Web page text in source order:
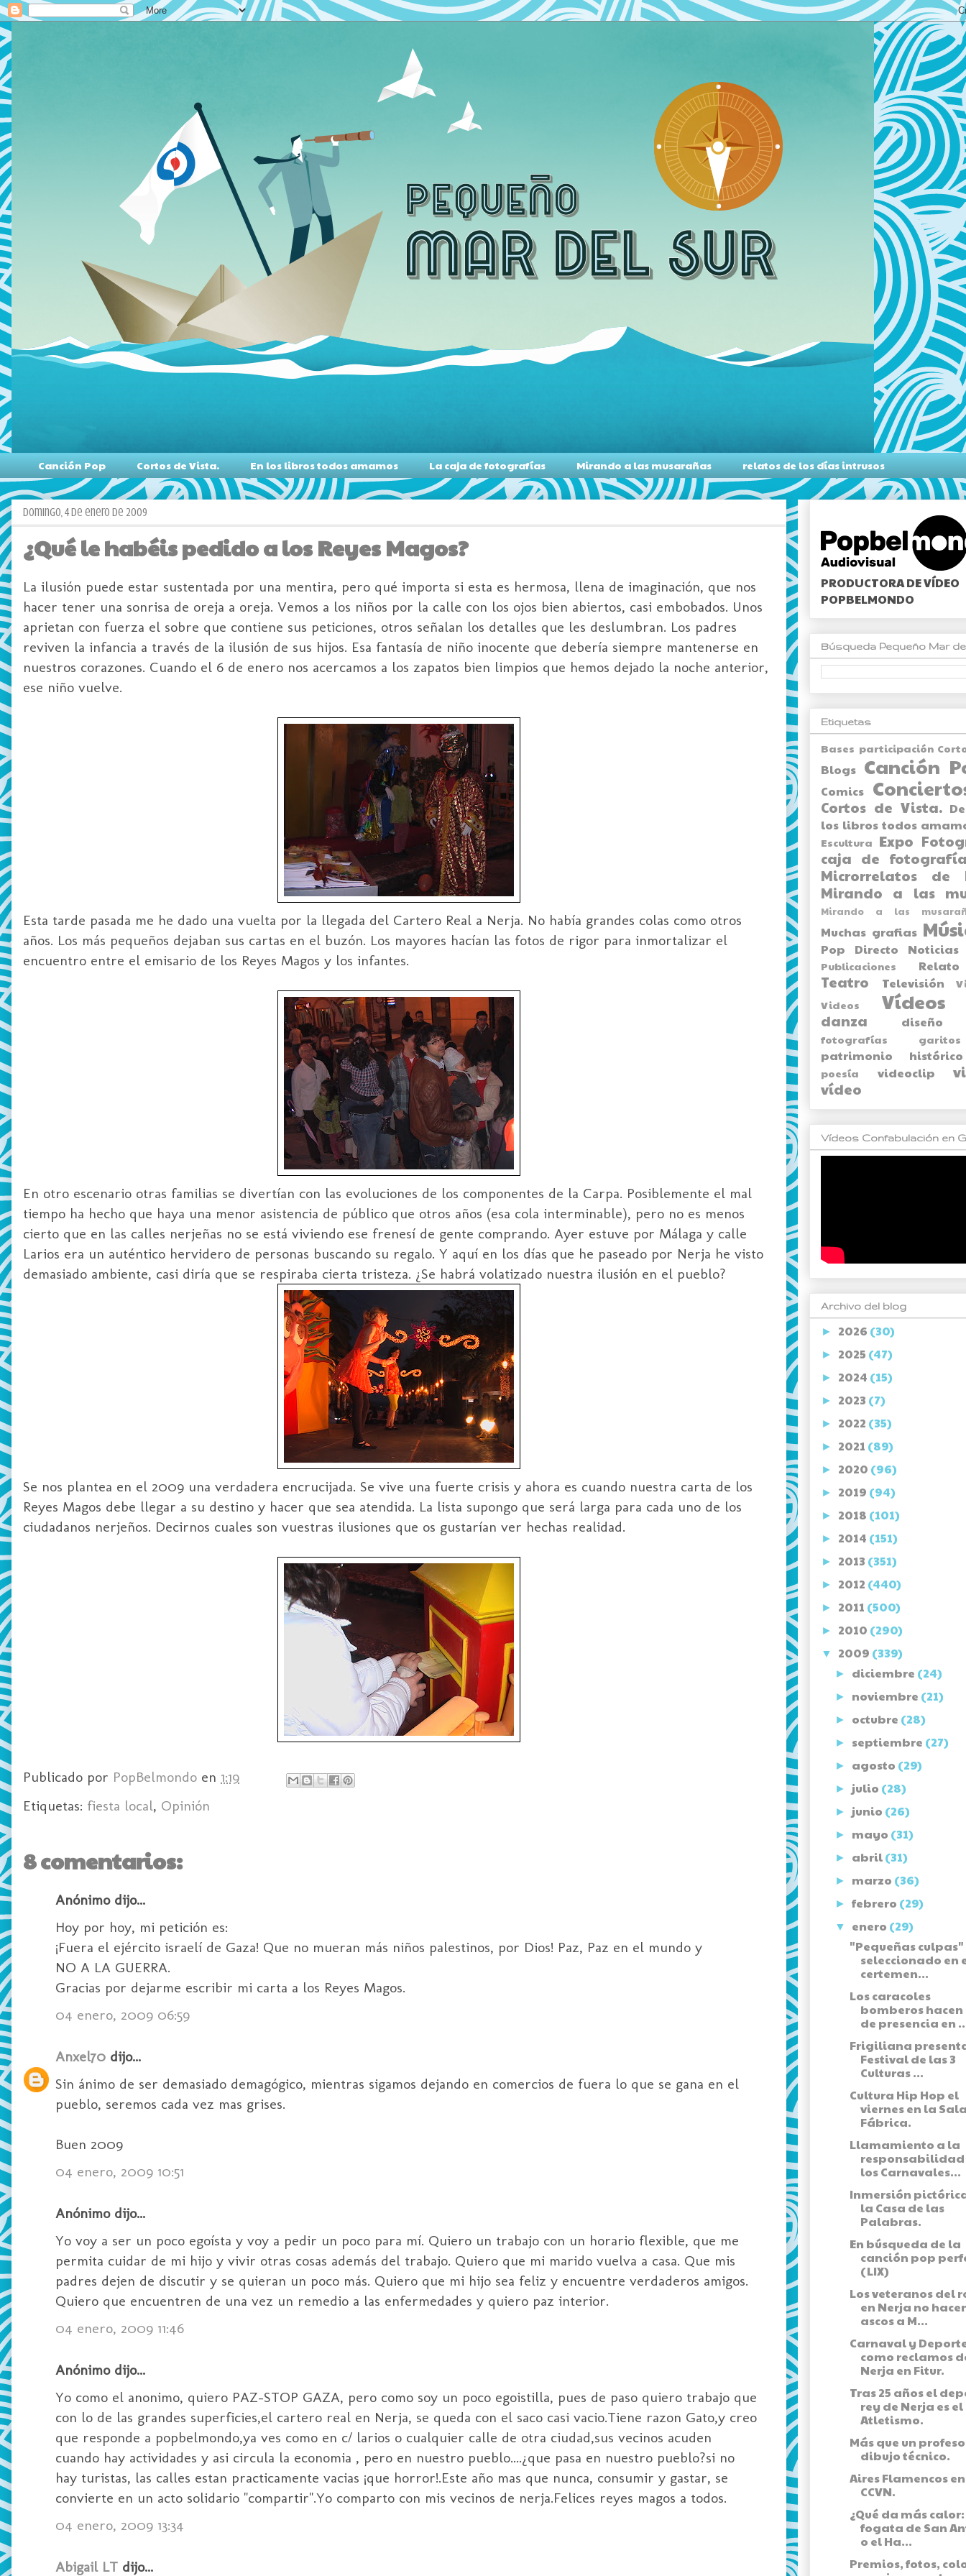
Canción Pop Cortos de Vista. En los libros todos amamos La caja de fotografías Mirando a las musarañas relatos de los días intrusos
domingo, 4 de enero de 2009
¿Qué le habéis pedido a los Reyes Magos?
La ilusión puede estar sustentada por una mentira, pero qué importa si esta es hermosa, llena de imaginación, que nos
hacer tener una sonrisa de oreja a oreja. Vemos a los niños por la calle con los ojos bien abiertos, casi embobados. Unos
aprietan con fuerza el sobre que contiene sus peticiones, otros señalan los detalles que les deslumbran. Los padres
reviven la infancia a través de la ilusión de sus hijos. Esa fantasía de niño inocente que debería siempre mantenerse en
nuestros corazones. Cuando el 6 de enero nos acercamos a los zapatos bien limpios que hemos dejado la noche anterior,
ese niño vuelve.
Esta tarde pasada me he dado una vuelta por la llegada del Cartero Real a Nerja. No había grandes colas como otros
años. Los más pequeños dejaban sus cartas en el buzón. Los mayores hacían las fotos de rigor para inmortalizar el
encuentro entre el emisario de los Reyes Magos y los infantes.
En otro escenario otras familias se divertían con las evoluciones de los componentes de la Carpa. Posiblemente el mal
tiempo ha hecho que haya una menor asistencia de público que otros años (esa cola interminable), pero no es menos
cierto que en las calles nerjeñas no se está viviendo ese frenesí de gente comprando. Ayer estuve por Málaga y calle
Larios era un auténtico hervidero de personas buscando su regalo. Y aquí en los días que he paseado por Nerja he visto
demasiado ambiente, casi diría que se respiraba cierta tristeza. ¿Se habrá volatizado nuestra ilusión en el pueblo?
Se nos plantea en el 2009 una verdadera encrucijada. Se vive una fuerte crisis y ahora es cuando nuestra carta de los
Reyes Magos debe llegar a su destino y hacer que sea atendida. La lista supongo que será larga para cada uno de los
ciudadanos nerjeños. Decirnos cuales son vuestras ilusiones que os gustarían ver hechas realidad.
Publicado por PopBelmondo en 1:19
Etiquetas: fiesta local, Opinión
8 comentarios:
Anónimo dijo...
Hoy por hoy, mi petición es:
¡Fuera el ejército israelí de Gaza! Que no mueran más niños palestinos, por Dios! Paz, Paz en el mundo y
NO A LA GUERRA.
Gracias por dejarme escribir mi carta a los Reyes Magos.
04 enero, 2009 06:59
Anxel70 dijo...
Sin ánimo de ser demasiado demagógico, mientras sigamos dejando en comercios de fuera lo que se gana en el
pueblo, seremos cada vez mas grises.
Buen 2009
04 enero, 2009 10:51
Anónimo dijo...
Yo voy a ser un poco egoísta y voy a pedir un poco para mí. Quiero un trabajo con un horario flexible, que me
permita cuidar de mi hijo y vivir otras cosas además del trabajo. Quiero que mi marido vuelva a casa. Que mis
padres dejen de discutir y se quieran un poco más. Quiero que mi hijo sea feliz y encuentre verdaderos amigos.
Quiero que encuentren de una vez un remedio a las enfermedades y quiero paz interior.
04 enero, 2009 11:46
Anónimo dijo...
Yo como el anonimo, quiero PAZ-STOP GAZA, pero como soy un poco egoistilla, pues de paso quiero trabajo que
con lo de las grandes superficies,el cartero real en Nerja, se queda con el saco casi vacio.Tiene razon Gato,y creo
que responde a popbelmondo,ya ves como en c/ larios o cualquier calle de otra ciudad,sus vecinos acuden
cuando hay actividades y asi circula la economia , pero en nuestro pueblo....¿que pasa en nuestro pueblo?si no
hay turistas, las calles estan practicamente vacias ¡que horror!.Este año mas que nunca, consumir y gastar, se
convierte en un acto solidario "compartir".Yo comparto con mis vecinos de nerja.Felices reyes magos a todos.
04 enero, 2009 13:34
Abigail LT dijo...
PRODUCTORA DE VÍDEO
POPBELMONDO
Búsqueda Pequeño Mar
Etiquetas
Bases participación
Blogs Canción
Comics
Cortos de Vista.
los libros todos
Escultura Expo
caja de
Microrrelatos de
Mirando a las
Mirando a las
Muchas grafias
Pop Directo Noticias
Publicaciones Relato
Teatro Televisión
Videos
Vídeos
danza diseño
fotografías garitos
patrimonio histórico
poesía videoclip
vídeo
Vídeos Confabulación en
Archivo del blog
► 2026 (30)
► 2025 (47)
► 2024 (15)
► 2023 (7)
► 2022 (35)
► 2021 (89)
► 2020 (96)
► 2019 (94)
► 2018 (101)
► 2014 (151)
► 2013 (351)
► 2012 (440)
► 2011 (500)
► 2010 (290)
▼ 2009 (339)
► diciembre (24)
► noviembre (21)
► octubre (28)
► septiembre (27)
► agosto (29)
► julio (28)
► junio (26)
► mayo (31)
► abril(31)
► marzo (36)
►febrero (29)
▼ enero (29)
"Pequeñas culpas"
seleccionado en
certemen...
Los caracoles
bomberos
de presencia en
Frigiliana
Festival de las 3
Culturas ...
Cultura Hip Hop el
viernes en la
Fábrica.
Llamamiento a la
responsabilidad
los Carnavales...
Inmersión
la Casa de las
Palabras.
En búsqueda de la
canción pop
(LIX)
Los veteranos del
en Nerja no
ascos a M...
Carnaval y
como reclamos
Nerja en Fitur.
Tras 25 años el
rey de Nerja es el
Atletismo.
Más que un
dibujo técnico.
Aires Flamencos en
CCVN.
¿Qué da más
fogata de San
o el Ha...
Premios, fotos,